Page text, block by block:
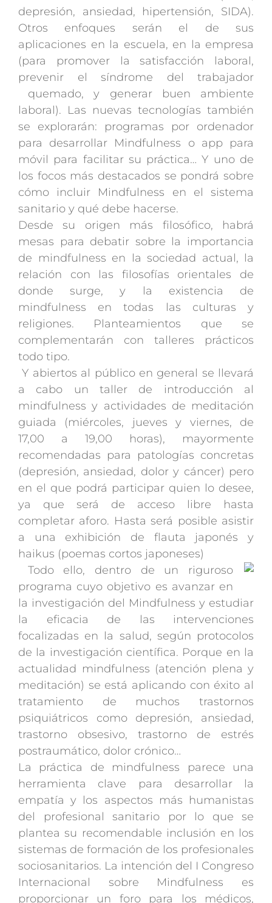
depresión, ansiedad, hipertensión, SIDA).
Otros enfoques serán el de sus
aplicaciones en la escuela, en la empresa
(para promover la satisfacción laboral,
prevenir el síndrome del trabajador
quemado, y generar buen ambiente
laboral). Las nuevas tecnologías también
se explorarán: programas por ordenador
para desarrollar Mindfulness o app para
móvil para facilitar su práctica… Y uno de
los focos más destacados se pondrá sobre
cómo incluir Mindfulness en el sistema
sanitario y qué debe hacerse.
Desde su origen más filosófico, habrá
mesas para debatir sobre la importancia
de mindfulness en la sociedad actual, la
relación con las filosofías orientales de
donde surge, y la existencia de
mindfulness en todas las culturas y
religiones. Planteamientos que se
complementarán con talleres prácticos
todo tipo.
Y abiertos al público en general se llevará
a cabo un taller de introducción al
mindfulness y actividades de meditación
guiada (miércoles, jueves y viernes, de
17,00 a 19,00 horas), mayormente
recomendadas para patologías concretas
(depresión, ansiedad, dolor y cáncer) pero
en el que podrá participar quien lo desee,
ya que será de acceso libre hasta
completar aforo. Hasta será posible asistir
a una exhibición de flauta japonés y
haikus (poemas cortos japoneses)
Todo ello, dentro de un riguroso
programa cuyo objetivo es avanzar en
la investigación del Mindfulness y estudiar
la eficacia de las intervenciones
focalizadas en la salud, según protocolos
de la investigación científica. Porque en la
actualidad mindfulness (atención plena y
meditación) se está aplicando con éxito al
tratamiento de muchos trastornos
psiquiátricos como depresión, ansiedad,
trastorno obsesivo, trastorno de estrés
postraumático, dolor crónico…
La práctica de mindfulness parece una
herramienta clave para desarrollar la
empatía y los aspectos más humanistas
del profesional sanitario por lo que se
plantea su recomendable inclusión en los
sistemas de formación de los profesionales
sociosanitarios. La intención del I Congreso
Internacional sobre Mindfulness es
proporcionar un foro para los médicos,